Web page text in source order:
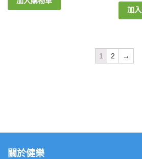
加
1 2 →
關於健樂